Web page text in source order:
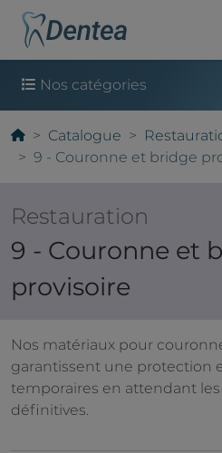
Nos catégories
Catalogue
9 - Couronne et bridge
Restauration
9 - Couronne et
provisoire
Nos matériaux pour
garantissent une protection
temporaires en attendant
définitives.